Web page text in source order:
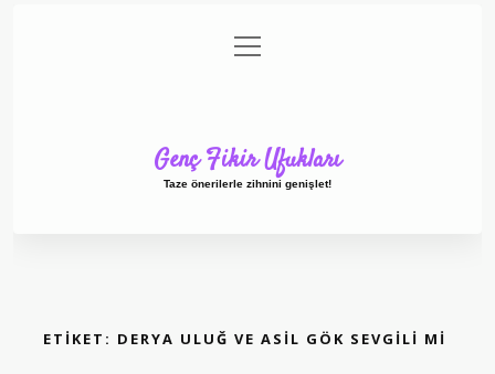
Gizlilik Politikası
menüyü
aç
Genç Fikir Ufukları
Taze önerilerle zihnini genişlet!
ETIKET: DERYA ULUĞ VE ASIL GÖK SEVGILI MI